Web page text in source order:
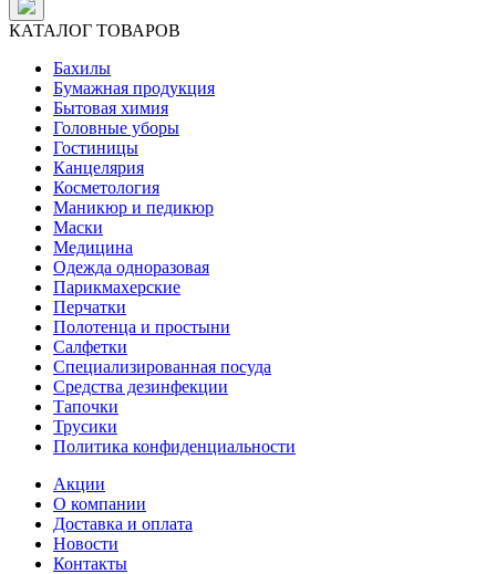
КАТАЛОГ ТОВАРОВ
Бахилы
Бумажная продукция
Бытовая химия
Головные уборы
Гостиницы
Канцелярия
Косметология
Маникюр и педикюр
Маски
Медицина
Одежда одноразовая
Парикмахерские
Перчатки
Полотенца и простыни
Салфетки
Специализированная посуда
Средства дезинфекции
Тапочки
Трусики
Политика конфиденциальности
Акции
О компании
Доставка и оплата
Новости
Контакты